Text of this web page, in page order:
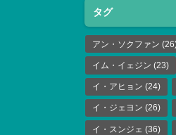
タグ
アン・ソクファン
イム・イェジン (23)
イ・アヒョン (24)
イ・ジェヨン (26)
イ・スンジェ (36)